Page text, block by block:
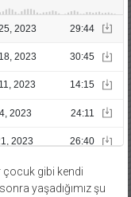
çocuk gibi kendi
yaşadığımız şu